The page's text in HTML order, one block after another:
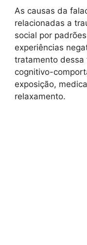
As causas da
relacionadas a
social por
experiências
tratamento dessa
cognitivo-
exposição,
relaxamento.